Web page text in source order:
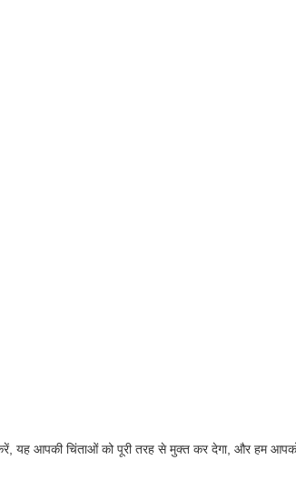
यह आपकी चिंताओं को पूरी तरह से मुक्त कर देगा, और हम